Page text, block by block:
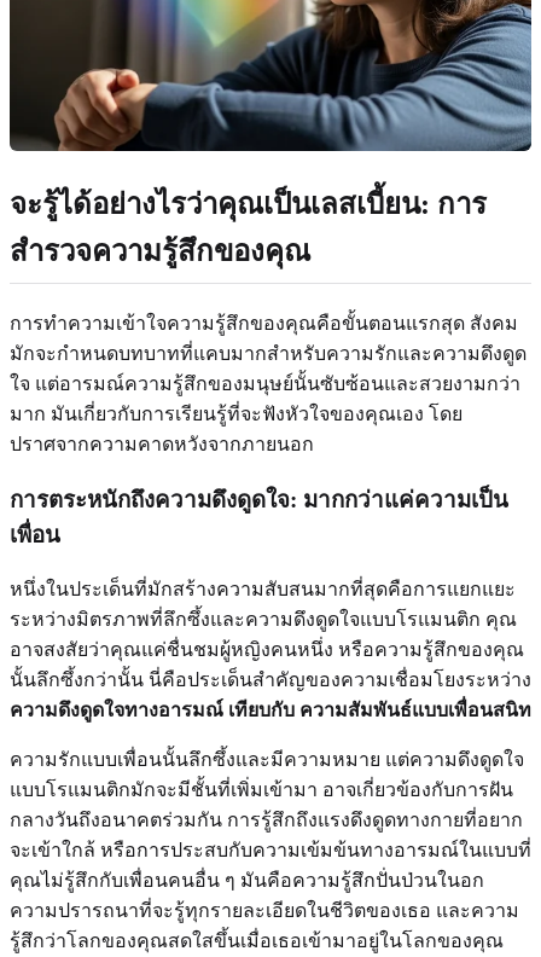
จะรู้ได้อย่างไรว่าคุณเป็นเลสเบี้ยน: การ
สำรวจความรู้สึกของคุณ
การทำความเข้าใจความรู้สึกของคุณคือขั้นตอนแรกสุด สังคม
มักจะกำหนดบทบาทที่แคบมากสำหรับความรักและความดึงดูด
ใจ แต่อารมณ์ความรู้สึกของมนุษย์นั้นซับซ้อนและสวยงามกว่า
มาก มันเกี่ยวกับการเรียนรู้ที่จะฟังหัวใจของคุณเอง โดย
ปราศจากความคาดหวังจากภายนอก
การตระหนักถึงความดึงดูดใจ: มากกว่าแค่ความเป็น
เพื่อน
หนึ่งในประเด็นที่มักสร้างความสับสนมากที่สุดคือการแยกแยะ
ระหว่างมิตรภาพที่ลึกซึ้งและความดึงดูดใจแบบโรแมนติก คุณ
อาจสงสัยว่าคุณแค่ชื่นชมผู้หญิงคนหนึ่ง หรือความรู้สึกของคุณ
นั้นลึกซึ้งกว่านั้น นี่คือประเด็นสำคัญของความเชื่อมโยงระหว่าง
ความดึงดูดใจทางอารมณ์ เทียบกับ ความสัมพันธ์แบบเพื่อนสนิท
ความรักแบบเพื่อนนั้นลึกซึ้งและมีความหมาย แต่ความดึงดูดใจ
แบบโรแมนติกมักจะมีชั้นที่เพิ่มเข้ามา อาจเกี่ยวข้องกับการฝัน
กลางวันถึงอนาคตร่วมกัน การรู้สึกถึงแรงดึงดูดทางกายที่อยาก
จะเข้าใกล้ หรือการประสบกับความเข้มข้นทางอารมณ์ในแบบที่
คุณไม่รู้สึกกับเพื่อนคนอื่น ๆ มันคือความรู้สึกปั่นป่วนในอก
ความปรารถนาที่จะรู้ทุกรายละเอียดในชีวิตของเธอ และความ
รู้สึกว่าโลกของคุณสดใสขึ้นเมื่อเธอเข้ามาอยู่ในโลกของคุณ